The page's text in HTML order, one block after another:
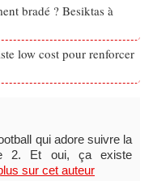
bradé ? Besiktas à
low cost pour renforcer
qui adore suivre la
2. Et oui, ça existe
sur cet auteur